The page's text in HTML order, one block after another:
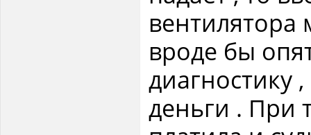
вентилятора
вроде бы
диагностику
деньги . При